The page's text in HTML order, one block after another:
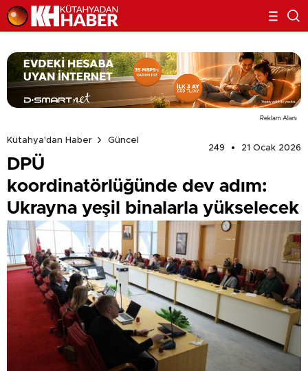
Reklam Alanı
Kütahya'dan Haber
Güncel
249
21 Ocak 2026
DPÜ
koordinatörlüğünde dev adım:
Ukrayna yeşil binalarla yükselecek